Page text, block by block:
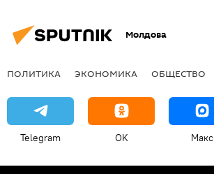
Молдова
ПОЛИТИКА ЭКОНОМИКА ОБЩЕСТВО
Telegram OK Макс